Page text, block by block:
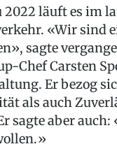
2022 läuft es im
«Wir sind
sagte
Chef Carsten
Er bezog
als auch
sagte aber